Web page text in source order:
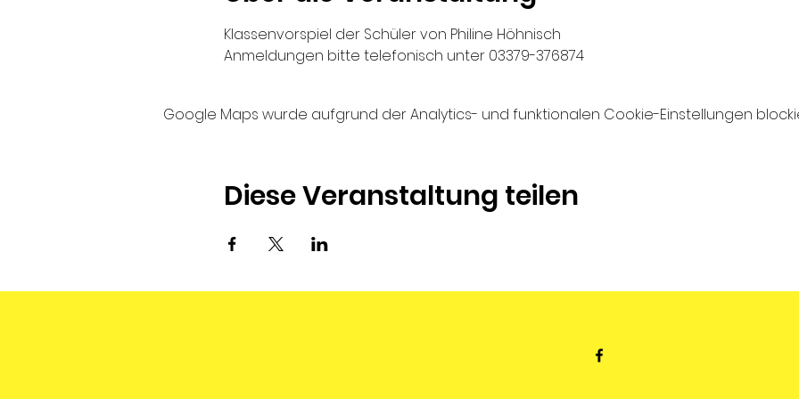
Klassenvorspiel der Schüler von Philine Höhnisch
Anmeldungen bitte telefonisch unter 03379-376874
Google Maps wurde aufgrund der Analytics- und funktionalen Cookie-Einstellungen
Diese Veranstaltung teilen